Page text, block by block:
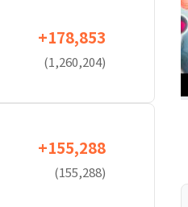
+178,853
(1,260,204)
+155,288
(155,288)